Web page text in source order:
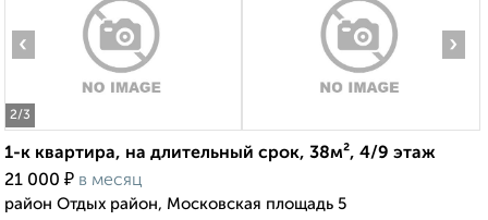
2/3
‹ ›
1-к квартира, на длительный срок, 38м², 4/9 этаж
21 000 ₽ в месяц
район Отдых район, Московская площадь 5